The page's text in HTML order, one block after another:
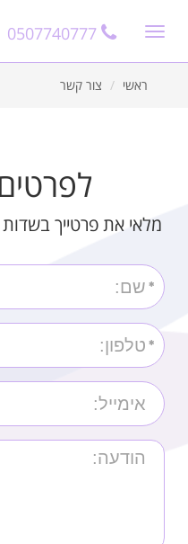
Toggle
ראשי צור קשר
מלאי את פרטייך